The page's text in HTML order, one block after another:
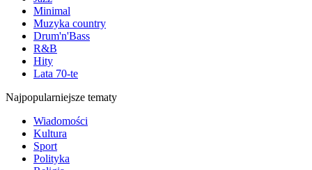
Minimal
Muzyka country
Drum'n'Bass
R&B
Hity
Lata 70-te
Najpopularniejsze tematy
Wiadomości
Kultura
Sport
Polityka